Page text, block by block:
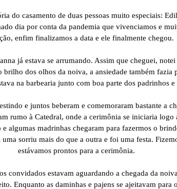
do casamento de duas pessoas muito especiais:
dia por conta da pandemia que vivenciamos e
enfim finalizamos a data e ele finalmente chegou.
já estava se arrumando. Assim que cheguei,
dos olhos da noiva, a ansiedade também fazia
na barbearia junto com boa parte dos padrinhos
e juntos beberam e comemoraram bastante a
rumo à Catedral, onde a cerimônia se iniciaria
algumas madrinhas chegaram para fazermos o
sorriu mais do que a outra e foi uma festa.
estávamos prontos para a cerimônia.
convidados estavam aguardando a chegada da
Enquanto as daminhas e pajens se ajeitavam